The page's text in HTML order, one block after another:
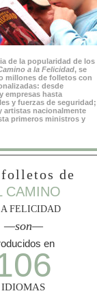
de la popularidad de los
a la Felicidad, se
millones de folletos con
desde
empresas hasta
y fuerzas de seguridad;
artistas nacionalmente
primeros ministros y
de
CAMINO
FELICIDAD
—son—
en
IDIOMAS